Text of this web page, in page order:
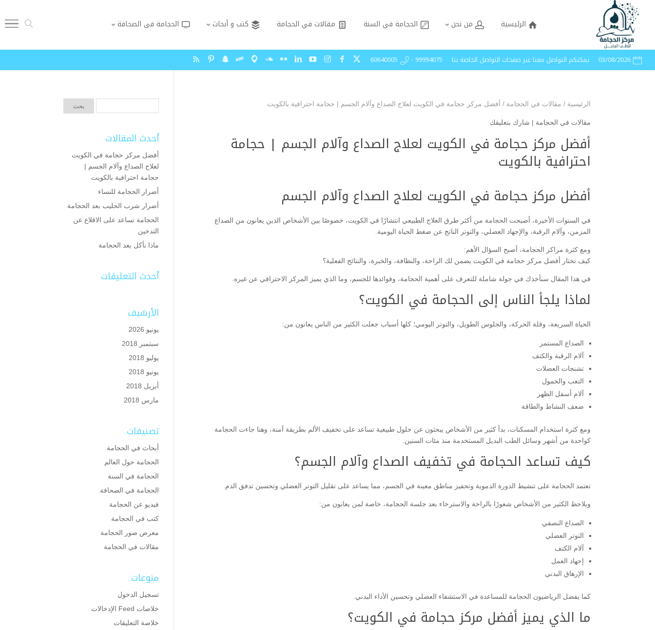
الرئيسية من نحن الحجامة في السنة مقالات في الحجامة كتب و أبحاث الحجامة فى الصحافة
03/08/2026 يمكنكم التواصل معنا عبر صفحات التواصل الخاصة بنا 99994075 - 60640005
الرئيسية / مقالات في الحجامة / أفضل مركز حجامة في الكويت لعلاج الصداع وآلام الجسم | حجامة احترافية بالكويت
مقالات في الحجامة | شارك بتعليقك
أفضل مركز حجامة في الكويت لعلاج الصداع وآلام الجسم | حجامة
احترافية بالكويت
أفضل مركز حجامة في الكويت لعلاج الصداع وآلام الجسم
في السنوات الأخيرة، أصبحت الحجامة من أكثر طرق العلاج الطبيعي انتشارًا في الكويت، خصوصًا بين الأشخاص الذين يعانون من الصداع
المزمن، وآلام الرقبة، والإجهاد العضلي، والتوتر الناتج عن ضغط الحياة اليومية.
ومع كثرة مراكز الحجامة، أصبح السؤال الأهم:
كيف تختار أفضل مركز حجامة في الكويت يضمن لك الراحة، والنظافة، والخبرة، والنتائج الفعلية؟
في هذا المقال سنأخذك في جولة شاملة للتعرف على أهمية الحجامة، وفوائدها للجسم، وما الذي يميز المركز الاحترافي عن غيره.
لماذا يلجأ الناس إلى الحجامة في الكويت؟
الحياة السريعة، وقلة الحركة، والجلوس الطويل، والتوتر اليومي؛ كلها أسباب جعلت الكثير من الناس يعانون من:
الصداع المستمر
آلام الرقبة والكتف
تشنجات العضلات
التعب والخمول
آلام أسفل الظهر
ضعف النشاط والطاقة
ومع كثرة استخدام المسكنات، بدأ كثير من الأشخاص يبحثون عن حلول طبيعية تساعد على تخفيف الألم بطريقة آمنة، وهنا جاءت الحجامة
كواحدة من أشهر وسائل الطب البديل المستخدمة منذ مئات السنين.
كيف تساعد الحجامة في تخفيف الصداع وآلام الجسم؟
تعتمد الحجامة على تنشيط الدورة الدموية وتحفيز مناطق معينة في الجسم، مما يساعد على تقليل التوتر العضلي وتحسين تدفق الدم.
ويلاحظ الكثير من الأشخاص شعورًا بالراحة والاسترخاء بعد جلسة الحجامة، خاصة لمن يعانون من:
الصداع النصفي
التوتر العضلي
آلام الكتف
إجهاد العمل
الإرهاق البدني
كما يفضل الرياضيون الحجامة للمساعدة في الاستشفاء العضلي وتحسين الأداء البدني.
ما الذي يميز أفضل مركز حجامة في الكويت؟
أحدث المقالات
أفضل مركز حجامة في الكويت
لعلاج الصداع وآلام الجسم |
حجامة احترافية بالكويت
أضرار الحجامة للنساء
أضرار شرب الحليب بعد الحجامة
الحجامة تساعد على الاقلاع عن
التدخين
ماذا نأكل بعد الحجامة
أحدث التعليقات
الأرشيف
يونيو 2026
سبتمبر 2018
يوليو 2018
يونيو 2018
أبريل 2018
مارس 2018
تصنيفات
أبحاث في الحجامة
الحجامة حول العالم
الحجامة في السنة
الحجامة في الصحافة
فيديو عن الحجامة
كتب في الحجامة
معرض صور الحجامة
مقالات في الحجامة
منوعات
تسجيل الدخول
خلاصات Feed الإدخالات
خلاصة التعليقات